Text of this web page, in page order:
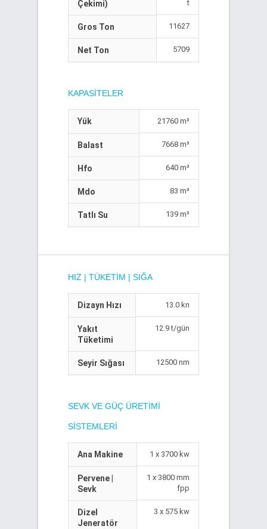
Çekimi) t
Gros Ton 11627
Net Ton 5709
KAPASITELER
Yük 21760 m³
Balast 7668 m³
Hfo 640 m³
Mdo 83 m³
Tatlı Su 139 m³
HIZ | TÜKETIM | SIĞA
Dizayn Hızı 13.0 kn
Yakıt
Tüketimi
12.9 t/gün
Seyir Sığası 12500 nm
SEVK VE GÜÇ ÜRETIMI
SISTEMLERI
Ana Makine 1 x 3700 kw
Pervene |
Sevk
1 x 3800 mm
fpp
Dizel
Jeneratör
3 x 575 kw